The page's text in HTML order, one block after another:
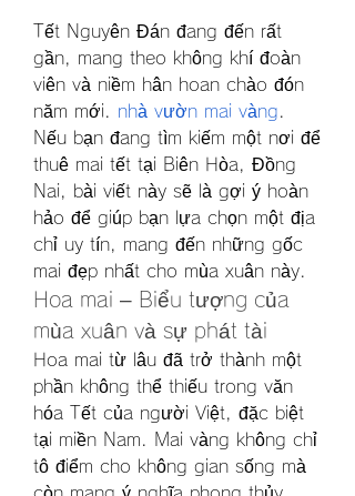
Tết Nguyên Đán đang đến rất
gần, mang theo không khí đoàn
viên và niềm hân hoan chào đón
năm mới. nhà vườn mai vàng
Nếu bạn đang tìm kiếm một nơi để
thuê mai tết tại Biên Hòa, Đồng
Nai, bài viết này sẽ là gợi ý hoàn
hảo để giúp bạn lựa chọn một địa
chỉ uy tín, mang đến những gốc
mai đẹp nhất cho mùa xuân này.
Hoa mai – Biểu tượng của
mùa xuân và sự phát tài
Hoa mai từ lâu đã trở thành một
phần không thể thiếu trong văn
hóa Tết của người Việt, đặc biệt
tại miền Nam. Mai vàng không chỉ
tô điểm cho không gian sống mà